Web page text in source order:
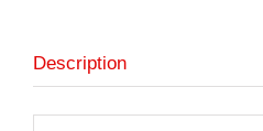
Description